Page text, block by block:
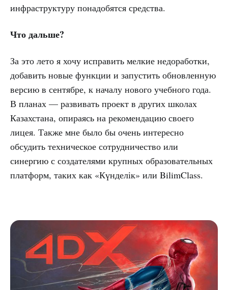
инфраструктуру понадобятся средства.
Что дальше?
За это лето я хочу исправить мелкие недоработки,
добавить новые функции и запустить обновленную
версию в сентябре, к началу нового учебного года.
В планах — развивать проект в других школах
Казахстана, опираясь на рекомендацию своего
лицея. Также мне было бы очень интересно
обсудить техническое сотрудничество или
синергию с создателями крупных образовательных
платформ, таких как «Күнделік» или BilimClass.